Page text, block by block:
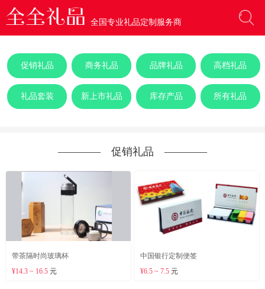
全国专业礼品定制服务商
促销礼品 商务礼品 品牌礼品 高档礼品
礼品套装 新上市礼品 库存产品 所有礼品
―――― 促销礼品 ――――
带茶隔时尚玻璃杯
¥14.3 ~ 16.5元
中国银行定制便签
¥6.5 ~ 7.5 元